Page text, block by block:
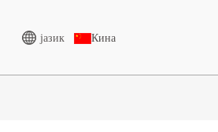
јазик Кина